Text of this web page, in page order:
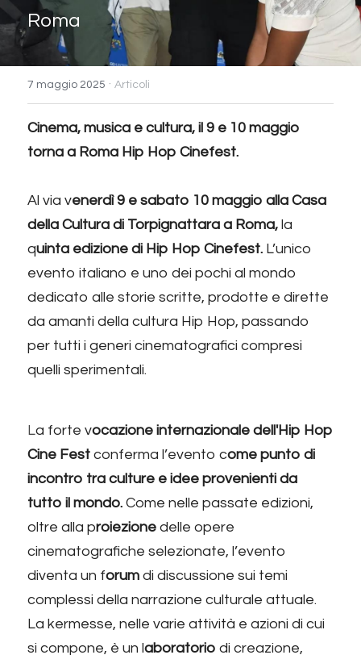
Roma
7 maggio 2025 · Articoli
Cinema, musica e cultura, il 9 e 10 maggio
torna a Roma Hip Hop Cinefest.
Al via venerdì 9 e sabato 10 maggio alla Casa
della Cultura di Torpignattara a Roma, la
quinta edizione di Hip Hop Cinefest. L’unico
evento italiano e uno dei pochi al mondo
dedicato alle storie scritte, prodotte e dirette
da amanti della cultura Hip Hop, passando
per tutti i generi cinematografici compresi
quelli sperimentali.
La forte vocazione internazionale dell'Hip Hop
Cine Fest conferma l’evento come punto di
incontro tra culture e idee provenienti da
tutto il mondo. Come nelle passate edizioni,
oltre alla proiezione delle opere
cinematografiche selezionate, l’evento
diventa un forum di discussione sui temi
complessi della narrazione culturale attuale.
La kermesse, nelle varie attività e azioni di cui
si compone, è un laboratorio di creazione,